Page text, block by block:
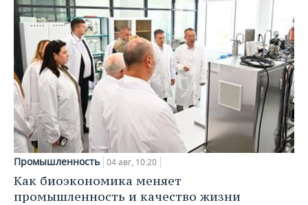
Промышленность 04 авг, 10:20
Как биоэкономика меняет
промышленность и качество жизни